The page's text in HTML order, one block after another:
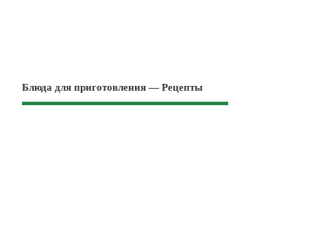
Блюда для приготовления — Рецепты